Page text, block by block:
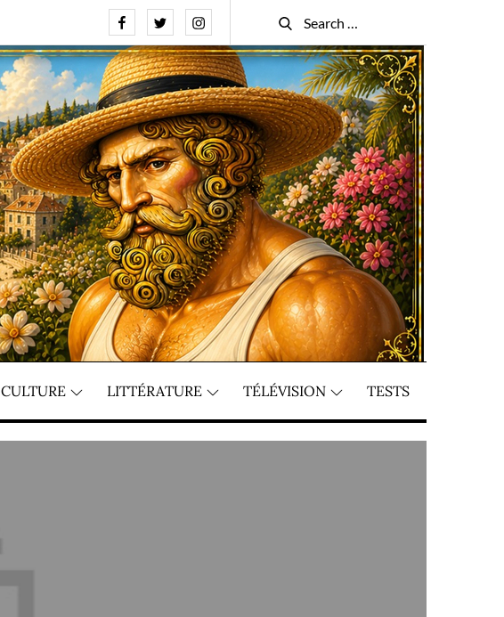
FacebookTwitterInstagram
Search
for:
Search
CULTURE LITTÉRATURE TÉLÉVISION TESTS